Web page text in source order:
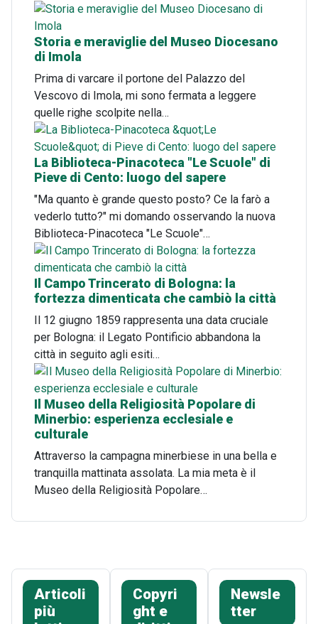
Storia e meraviglie del Museo Diocesano
di Imola
Prima di varcare il portone del Palazzo del
Vescovo di Imola, mi sono fermata a leggere
quelle righe scolpite nella…
La Biblioteca-Pinacoteca "Le Scuole" di
Pieve di Cento: luogo del sapere
"Ma quanto è grande questo posto? Ce la farò a
vederlo tutto?" mi domando osservando la nuova
Biblioteca-Pinacoteca "Le Scuole"…
Il Campo Trincerato di Bologna: la
fortezza dimenticata che cambiò la città
Il 12 giugno 1859 rappresenta una data cruciale
per Bologna: il Legato Pontificio abbandona la
città in seguito agli esiti…
Il Museo della Religiosità Popolare di
Minerbio: esperienza ecclesiale e
culturale
Attraverso la campagna minerbiese in una bella e
tranquilla mattinata assolata. La mia meta è il
Museo della Religiosità Popolare…
Articoli
più
Copyri
ght e
Newsle
tter